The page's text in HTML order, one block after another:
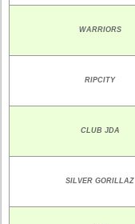
WARRIORS
RIPCITY
CLUB JDA
SILVER GORILLAZ